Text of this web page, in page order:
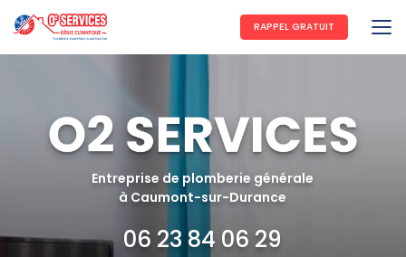
au
contenu
principal
RAPPEL GRATUIT
Entreprise de plomberie générale
à Caumont-sur-Durance
06 23 84 06 29